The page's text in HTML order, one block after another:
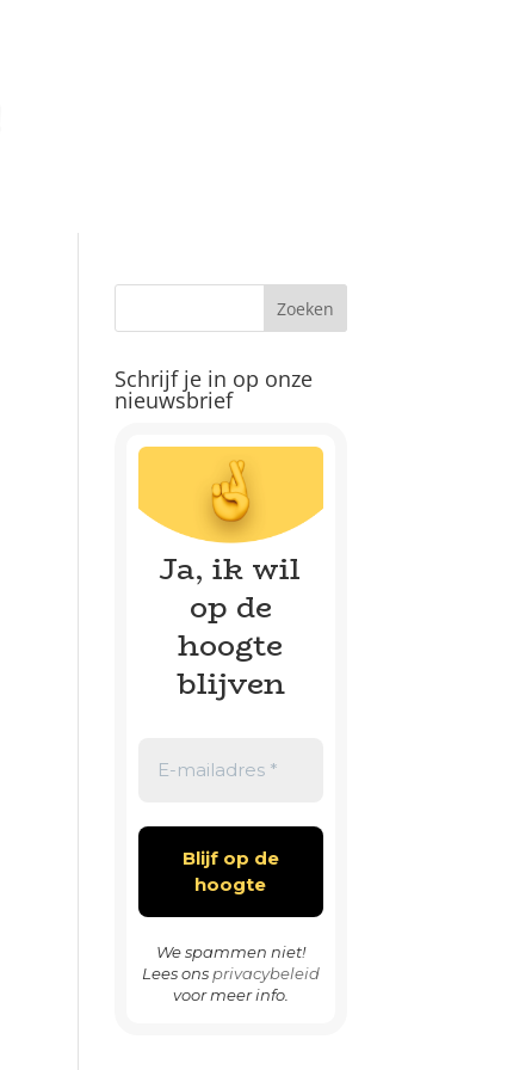
Schrijf je in op onze
nieuwsbrief
Ja, ik wil
op de
hoogte
blijven
We spammen niet!
Lees ons privacybeleid
voor meer info.